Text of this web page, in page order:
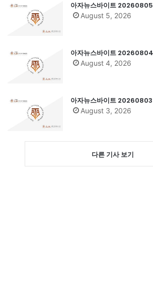
아자뉴스바이트 20260805
August 5, 2026
아자뉴스바이트 20260804
August 4, 2026
아자뉴스바이트 20260803
August 3, 2026
다른 기사 보기